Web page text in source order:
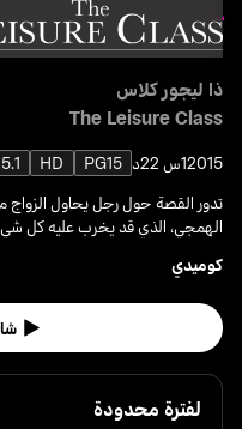
ذا ليجور كلاس
The Leisure Class
20151س 22د PG15
HD
5.1
تدور القصة حول رجل يحاول الزواج
الهمجي، الذي قد يخرب عليه كل
كوميدي
لفترة محدودة